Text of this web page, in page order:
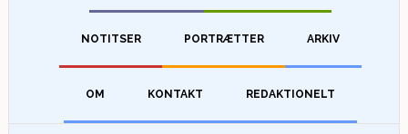
NOTITSER PORTRÆTTER ARKIV
OM KONTAKT REDAKTIONELT